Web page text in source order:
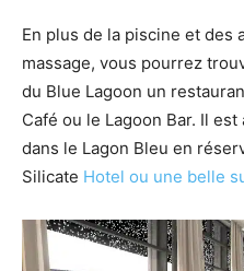
En plus de la piscine et des
massage, vous pourrez
du Blue Lagoon un
Café ou le Lagoon Bar. Il
dans le Lagon Bleu en
Silicate Hotel ou une belle